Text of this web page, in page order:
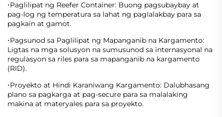
·Paglilipat ng Reefer Container: Buong pagsubaybay at
pag-log ng temperatura sa lahat ng paglalakbay para sa
pagkain at gamot.
·Pagsunod sa Paglilipat ng Mapanganib na Kargamento:
Ligtas na mga solusyon na sumusunod sa internasyonal na
regulasyon sa riles para sa mapanganib na kargamento
(RID).
·Proyekto at Hindi Karaniwang Kargamento: Dalubhasang
plano sa pagkarga at pag-secure para sa malalaking
makina at materyales para sa proyekto.